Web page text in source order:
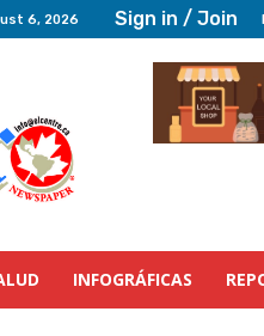
6, 2026 Sign in / Join
INFOGRÁFICAS